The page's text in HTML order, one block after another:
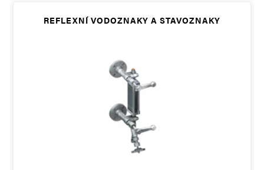
REFLEXNÍ VODOZNAKY A STAVOZNAKY